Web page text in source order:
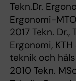
Tekn.Dr.
Ergonomi-
2017 Tekn.
Ergonomi,
teknik och
2010 Tekn.